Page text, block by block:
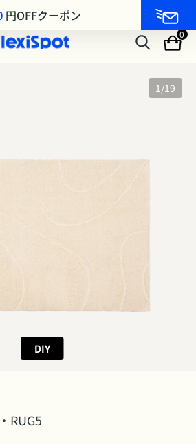
先行発売｜最大25%OFF
0
1/19
DIY
RUG5
円OFFクーポン